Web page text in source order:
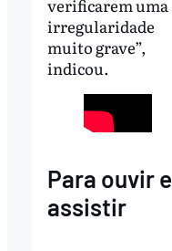
verificarem uma
irregularidade
muito grave”,
indicou.
Para ouvir e
assistir